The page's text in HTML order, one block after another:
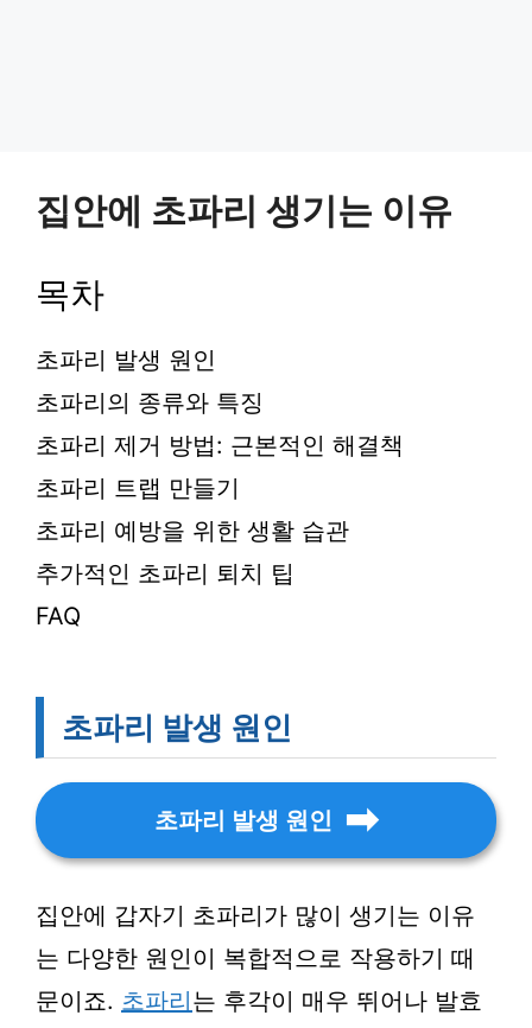
집안에 초파리 생기는 이유
목차
초파리 발생 원인
초파리의 종류와 특징
초파리 제거 방법: 근본적인 해결책
초파리 트랩 만들기
초파리 예방을 위한 생활 습관
추가적인 초파리 퇴치 팁
FAQ
초파리 발생 원인
초파리 발생 원인
집안에 갑자기 초파리가 많이 생기는 이유
는 다양한 원인이 복합적으로 작용하기 때
문이죠. 초파리는 후각이 매우 뛰어나 발효